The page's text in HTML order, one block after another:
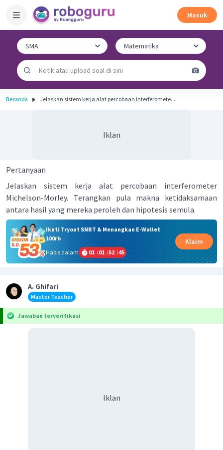
Masuk
Beranda Jelaskan sistem kerja alat percobaan interferomete...
Iklan
Pertanyaan
Jelaskan sistem kerja alat percobaan interferometer
Michelson-Morley. Terangkan pula makna ketidaksamaan
antara hasil yang mereka peroleh dan hipotesis semula.
Ikuti Tryout SNBT & Menangkan E-Wallet
100rb
Habis dalam
01 :01 :52 :44
Klaim
A. Ghifari
Master Teacher
Jawaban terverifikasi
Iklan